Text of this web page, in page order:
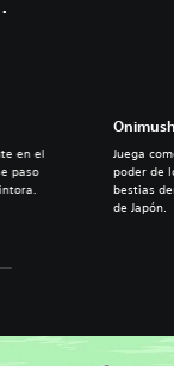
en el
paso
Juega
poder de
bestias
de Japón.